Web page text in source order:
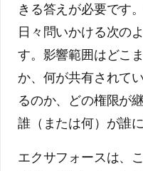
きる答えが必要です
日々問いかける次の
す。影響範囲はどこ
か、何が共有されて
るのか、どの権限が
誰（または何）が誰
エクサフォースは、